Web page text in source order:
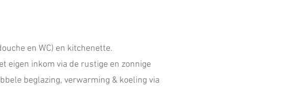
en WC) en kitchenette.
eigen inkom via de rustige en zonnige
beglazing, verwarming & koeling via